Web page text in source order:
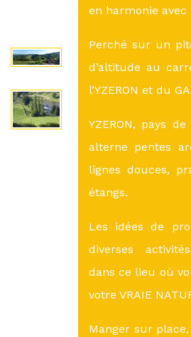
en harmonie avec
Perché sur un
d’altitude au
l’YZERON et du
YZERON, pays
alterne pentes
lignes douces,
étangs.
Les idées de
diverses
dans ce lieu où
votre VRAIE
Manger sur